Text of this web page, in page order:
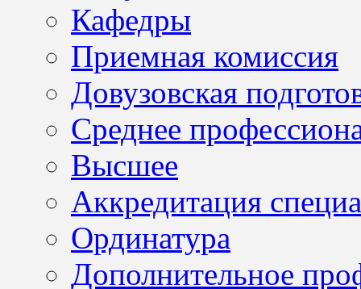
Кафедры
Приемная комиссия
Довузовская
Среднее
Высшее
Аккредитация
Ординатура
Дополнительное